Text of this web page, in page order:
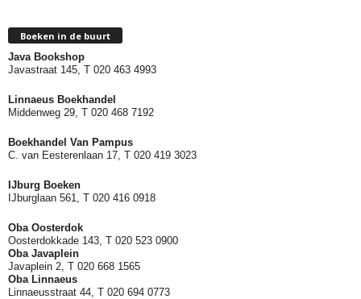
Boeken in de buurt
Java Bookshop
Javastraat 145, T 020 463 4993
Linnaeus Boekhandel
Middenweg 29, T 020 468 7192
Boekhandel Van Pampus
C. van Eesterenlaan 17, T 020 419 3023
IJburg Boeken
IJburglaan 561, T 020 416 0918
Oba Oosterdok
Oosterdokkade 143, T 020 523 0900
Oba Javaplein
Javaplein 2, T 020 668 1565
Oba Linnaeus
Linnaeusstraat 44, T 020 694 0773